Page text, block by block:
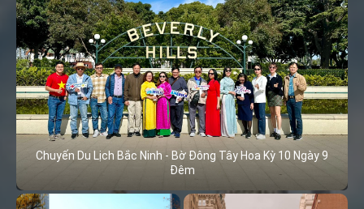
Chuyến Du Lịch Bắc Ninh - Bờ Đông Tây Hoa Kỳ 10 Ngày 9
Đêm